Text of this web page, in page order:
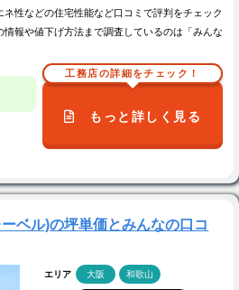
性などの住宅性能など口コミで評判をチェック
報や値下げ方法まで調査しているのは「みんな
工務店の詳細をチェック！
もっと詳しく見る
ベル)の坪単価とみんなの口コ
エリア 大阪 和歌山